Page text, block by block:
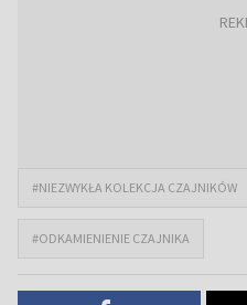
#NIEZWYKŁA KOLEKCJA CZAJNIKÓW
#ODKAMIENIENIE CZAJNIKA